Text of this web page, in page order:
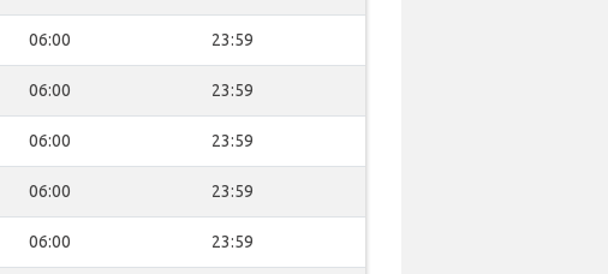
06:00 23:59
06:00 23:59
06:00 23:59
06:00 23:59
06:00 23:59